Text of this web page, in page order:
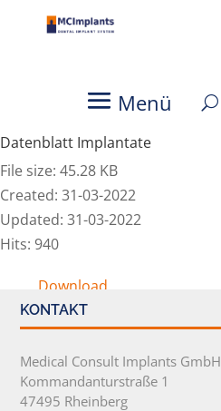
Menü
Datenblatt Implantate
File size: 45.28 KB
Created: 31-03-2022
Updated: 31-03-2022
Hits: 940
Download
KONTAKT
Medical Consult Implants GmbH
Kommandanturstraße 1
47495 Rheinberg